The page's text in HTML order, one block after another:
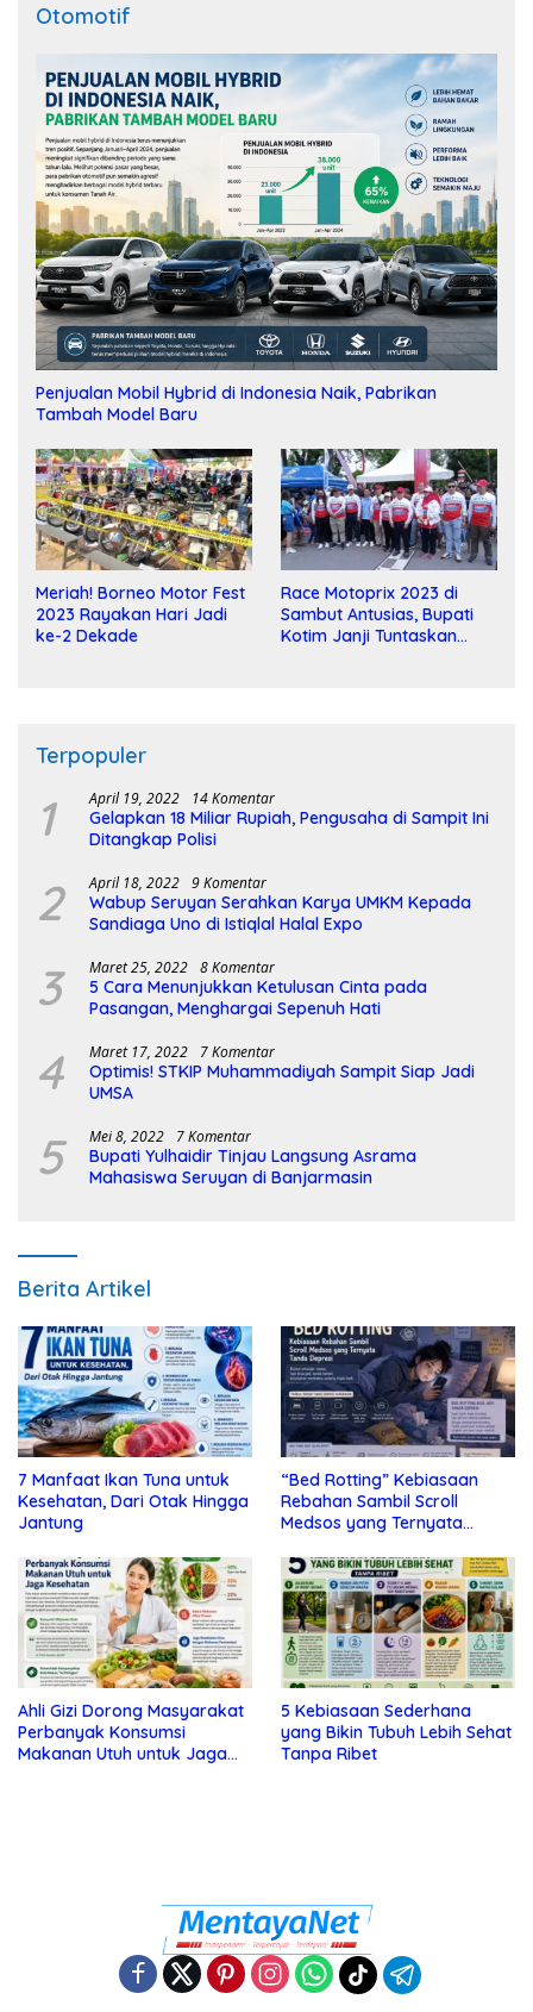
Otomotif
Penjualan Mobil Hybrid di Indonesia Naik, Pabrikan
Tambah Model Baru
Meriah! Borneo Motor Fest
2023 Rayakan Hari Jadi
ke-2 Dekade
Race Motoprix 2023 di
Sambut Antusias, Bupati
Kotim Janji Tuntaskan
Terpopuler
1 April 19, 2022 14 Komentar
Gelapkan 18 Miliar Rupiah, Pengusaha di Sampit Ini
Ditangkap Polisi
2 April 18, 2022 9 Komentar
Wabup Seruyan Serahkan Karya UMKM Kepada
Sandiaga Uno di Istiqlal Halal Expo
3 Maret 25, 2022 8 Komentar
5 Cara Menunjukkan Ketulusan Cinta pada
Pasangan, Menghargai Sepenuh Hati
4 Maret 17, 2022 7 Komentar
Optimis! STKIP Muhammadiyah Sampit Siap Jadi
UMSA
5 Mei 8, 2022 7 Komentar
Bupati Yulhaidir Tinjau Langsung Asrama
Mahasiswa Seruyan di Banjarmasin
Berita Artikel
7 Manfaat Ikan Tuna untuk
Kesehatan, Dari Otak Hingga
Jantung
“Bed Rotting” Kebiasaan
Rebahan Sambil Scroll
Medsos yang Ternyata
Ahli Gizi Dorong Masyarakat
Perbanyak Konsumsi
Makanan Utuh untuk Jaga
5 Kebiasaan Sederhana
yang Bikin Tubuh Lebih Sehat
Tanpa Ribet